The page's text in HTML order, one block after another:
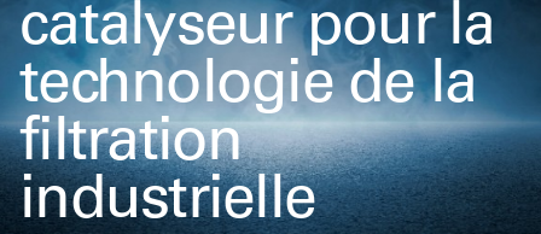
catalyseur pour la
technologie de la
filtration
industrielle